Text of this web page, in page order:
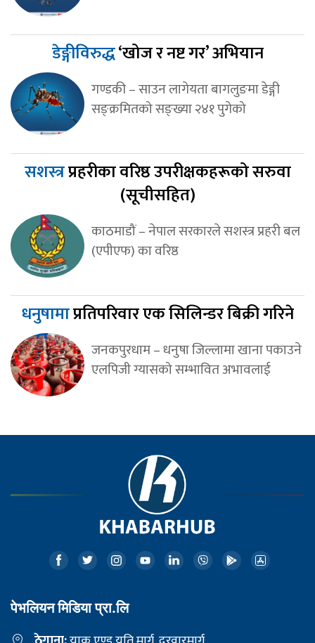
डेङ्गीविरुद्ध‘खोज र नष्ट गर’ अभियान
गण्डकी – साउन लागेयता बागलुङमा डेङ्गी
सङ्क्रमितको सङ्ख्या २४१ पुगेको
सशस्त्रप्रहरीका वरिष्ठ उपरीक्षकहरूको सरुवा
(सूचीसहित)
काठमाडौं – नेपाल सरकारले सशस्त्र प्रहरी बल
(एपीएफ) का वरिष्ठ
धनुषामाप्रतिपरिवार एक सिलिन्डर बिक्री गरिने
जनकपुरधाम – धनुषा जिल्लामा खाना पकाउने
एलपिजी ग्यासको सम्भावित अभावलाई
पेभलियन मिडिया प्रा.लि